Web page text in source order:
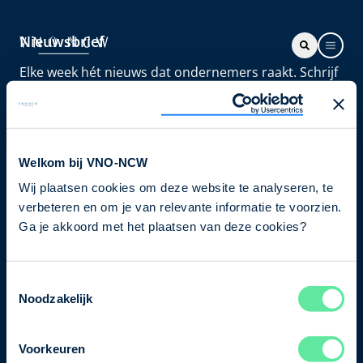
Welkom bij VNO-NCW
Wij plaatsen cookies om deze website te analyseren, te
verbeteren en om je van relevante informatie te voorzien.
Ga je akkoord met het plaatsen van deze cookies?
Noodzakelijk
Voorkeuren
Nieuwsbrief
Elke week hét nieuws dat ondernemers raakt. Schrijf
je nu in voor de VNO-NCW nieuwsbrief.
Schrijf je in
Direct naar
Ons verhaal
Bezuidenhoutseweg 12
T+31 70 349 03 49